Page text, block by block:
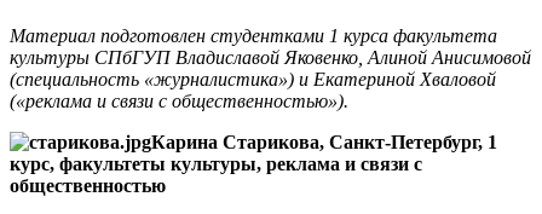
Материал подготовлен студентками 1 курса факультета
культуры СПбГУП Владиславой Яковенко, Алиной Анисимовой
(специальность «журналистика») и Екатериной Хваловой
(«реклама и связи с общественностью»).
Карина Старикова, Санкт-Петербург, 1
курс, факультеты культуры, реклама и связи с
общественностью